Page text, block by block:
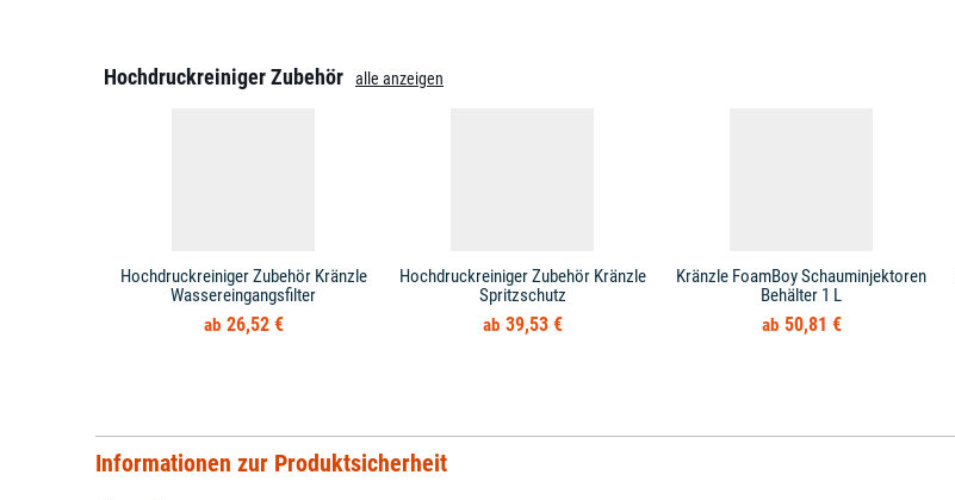
Hochdruckreiniger Zubehör alle anzeigen
Hochdruckreiniger Zubehör Kränzle
Wassereingangsfilter
26,52 €
Hochdruckreiniger Zubehör Kränzle
Spritzschutz
39,53 €
Kränzle FoamBoy Schauminjektoren
Behälter 1 L
50,81 €
Informationen zur Produktsicherheit